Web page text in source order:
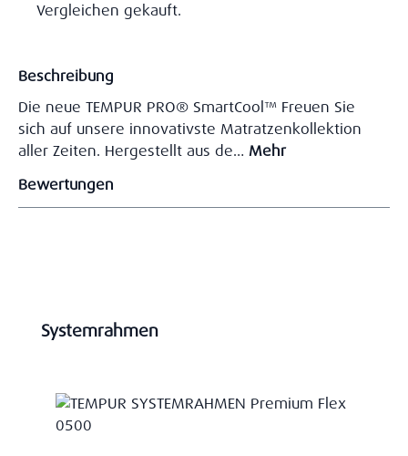
Vergleichen gekauft.
Beschreibung
Die neue TEMPUR PRO® SmartCool™ Freuen Sie
sich auf unsere innovativste Matratzenkollektion
aller Zeiten. Hergestellt aus de… Mehr
Bewertungen
Produktgalerie überspringen
Systemrahmen